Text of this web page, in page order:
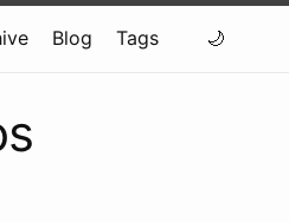
Blog Tags